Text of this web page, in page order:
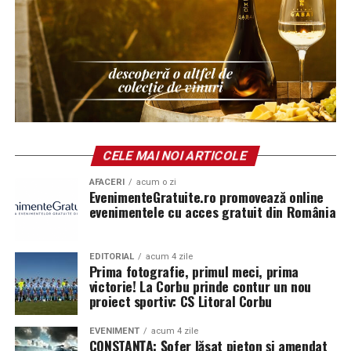
La La Lime
– prospețime reinterpretată
Dacă preferi parfumurile fresh, luminoase și energice, La
Parfumul este construit în jurul lime-ului peruvian,
completat de un acord de lenjerie proaspăt spălată și
Akigalawood, o notă lemnoasă modernă care oferă
al zilei.
Tropic Thunder
CELE MAI NOI ARTICOLE
AFACERI acum o zi
EvenimenteGratuite.ro promovează online
evenimentele cu acces gratuit din România
EDITORIAL acum 4 zile
Prima fotografie, primul meci, prima
victorie! La Corbu prinde contur un nou
proiect sportiv: CS Litoral Corbu
EVENIMENT acum 4 zile
CONSTANȚA: Șofer lăsat pieton și amendat